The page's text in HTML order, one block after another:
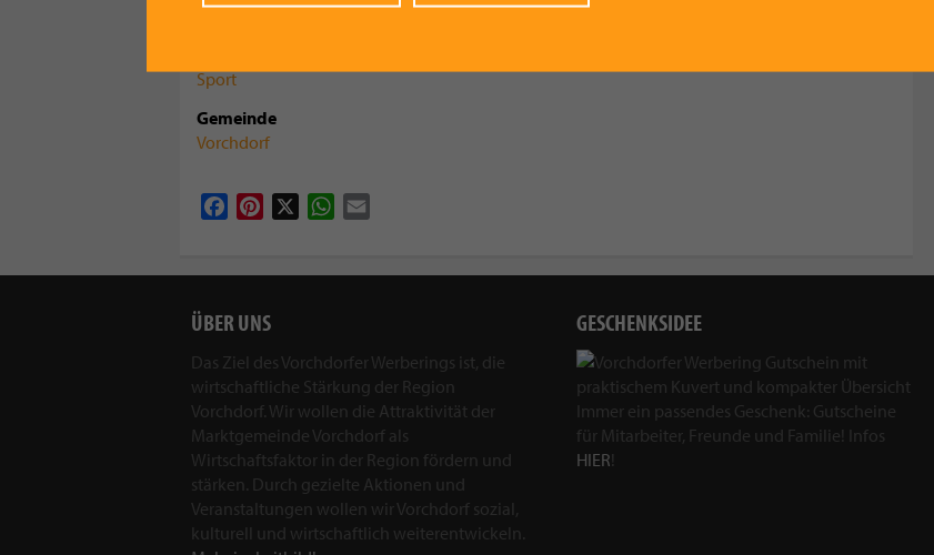
Bestleistung und konnte so ihre steigende Form unter Beweis stellen.
Sport
Gemeinde
Vorchdorf
FacebookPinterest WhatsApp
ÜBER UNS
Das Ziel des Vorchdorfer Werberings ist, die
wirtschaftliche Stärkung der Region
Vorchdorf. Wir wollen die Attraktivität der
Marktgemeinde Vorchdorf als
Wirtschaftsfaktor in der Region fördern und
stärken. Durch gezielte Aktionen und
Veranstaltungen wollen wir Vorchdorf sozial,
kulturell und wirtschaftlich weiterentwickeln.
GESCHENKSIDEE
Immer ein passendes Geschenk: Gutscheine
für Mitarbeiter, Freunde und Familie! Infos
HIER!